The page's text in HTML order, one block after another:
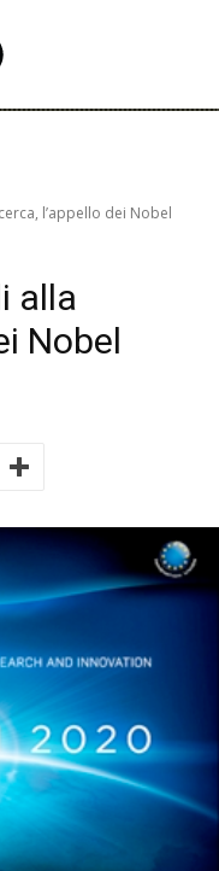
l’appello dei Nobel
alla
Nobel